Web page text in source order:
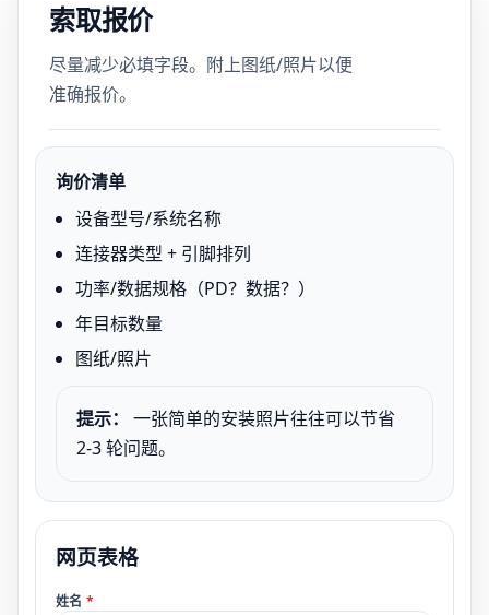
索取报价
尽量减少必填字段。附上图纸/照片以便
准确报价。
询价清单
设备型号/系统名称
连接器类型 + 引脚排列
功率/数据规格（PD？数据？）
年目标数量
图纸/照片
提示：
一张简单的安装照片往往可以节省
2-3 轮问题。
网页表格
姓名 *